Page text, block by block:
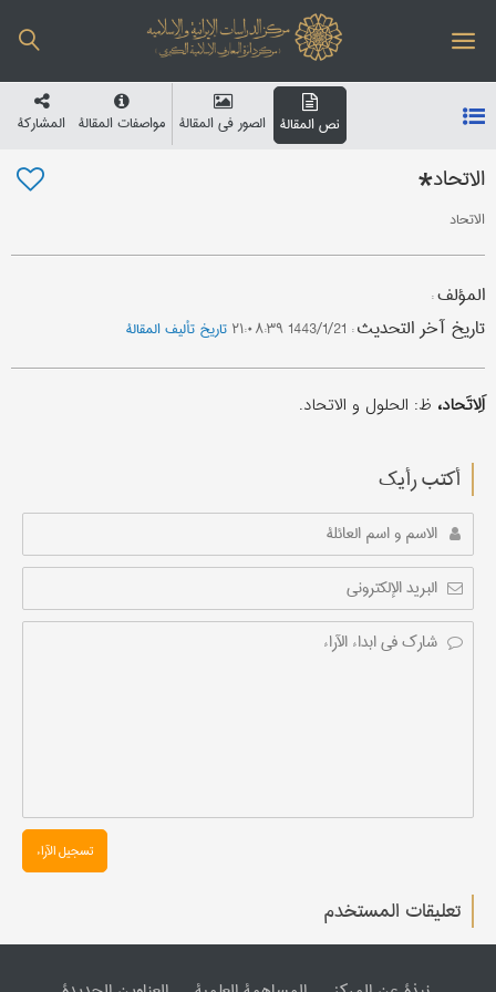
نص المقالة الصور في المقالة مواصفات المقالة المشارکة
الاتحاد*
الاتحاد
المؤلف:
تاریخ آخر التحدیث: 1443/1/21 ۲۱:۰۸:۳۹ تاریخ تألیف المقالة
اَلِاتَحاد، ظ: الحلول و الاتحاد.
أکتب رأیك
تسجیل الآراء
تعليقات المستخدم